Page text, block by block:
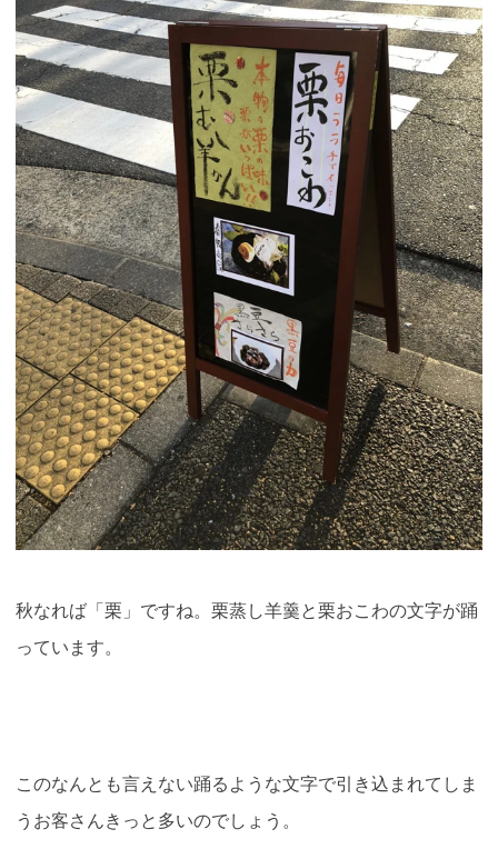
秋なれば「栗」ですね。栗蒸し羊羹と栗おこわの文字が踊
っています。
このなんとも言えない踊るような文字で引き込まれてしま
うお客さんきっと多いのでしょう。